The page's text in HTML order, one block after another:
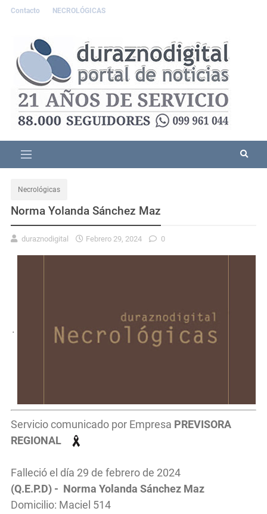
Contacto NECROLÓGICAS
Necrológicas
Norma Yolanda Sánchez Maz
duraznodigital Febrero 29, 2024 0
.
Servicio comunicado por Empresa PREVISORA
REGIONAL
Falleció el día 29 de febrero de 2024
(Q.E.P.D) - Norma Yolanda Sánchez Maz
Domicilio: Maciel 514